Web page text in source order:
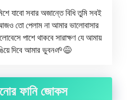
যাবো সবার অজান্তে বিধি তুমি সবই
তো পেলাম না আমার ভালোবাসার
পাশে থাকবে সারাক্ষণ যে আমায়
দিবে আমার ভুবন🌱😅
ফানি জোকস